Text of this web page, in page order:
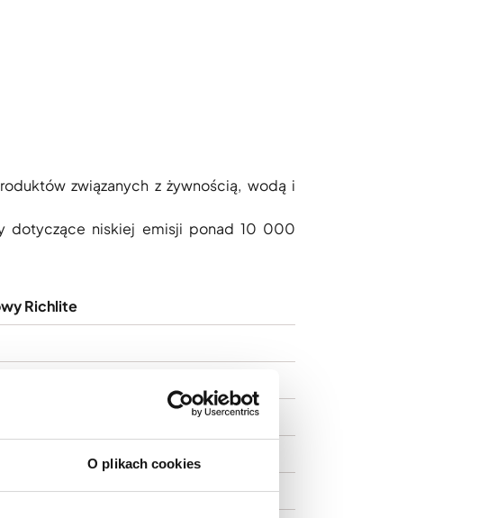
O plikach cookies
związanych z żywnością, wodą i
dotyczące niskiej emisji ponad 10 000
Richlite